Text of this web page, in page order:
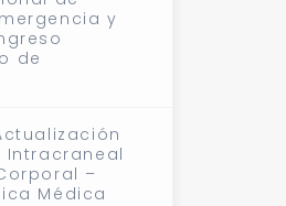
y
de
Intracraneal
–
Médica